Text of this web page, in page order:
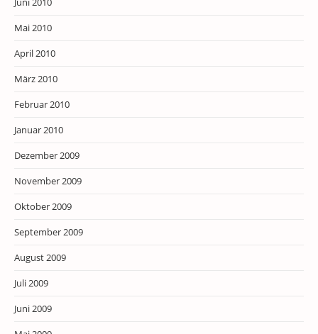
Mai 2010
April 2010
März 2010
Februar 2010
Januar 2010
Dezember 2009
November 2009
Oktober 2009
September 2009
August 2009
Juli 2009
Juni 2009